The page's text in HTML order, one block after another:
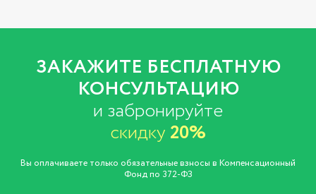
ЗАКАЖИТЕ БЕСПЛАТНУЮ
КОНСУЛЬТАЦИЮ
и забронируйте
скидку 20%
Вы оплачиваете только обязательные взносы в Компенсационный
Фонд по 372-ФЗ